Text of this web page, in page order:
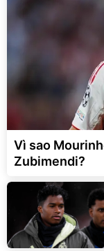
Vì sao
Zubimendi?